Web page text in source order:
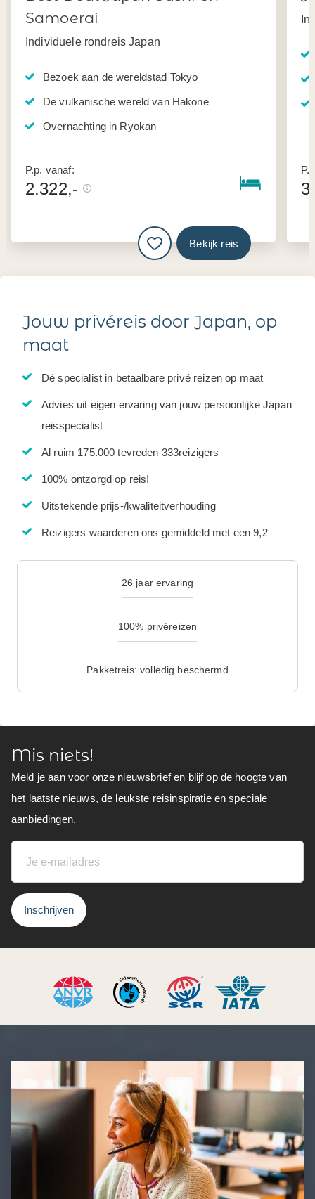
Samoerai
Individuele rondreis Japan
Bezoek aan de wereldstad Tokyo
De vulkanische wereld van Hakone
Overnachting in Ryokan
P.p. vanaf:
2.322,-
Bekijk reis
Jouw privéreis door Japan, op
maat
Dé specialist in betaalbare privé reizen op maat
Advies uit eigen ervaring van jouw persoonlijke Japan
reisspecialist
Al ruim 175.000 tevreden 333reizigers
100% ontzorgd op reis!
Uitstekende prijs-/kwaliteitverhouding
Reizigers waarderen ons gemiddeld met een 9,2
26 jaar ervaring
100% privéreizen
Pakketreis: volledig beschermd
Mis niets!
Meld je aan voor onze nieuwsbrief en blijf op de hoogte van
het laatste nieuws, de leukste reisinspiratie en speciale
aanbiedingen.
Inschrijven